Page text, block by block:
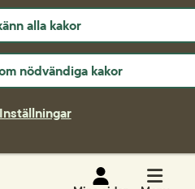
alla kakor
nödvändiga kakor
Inställningar